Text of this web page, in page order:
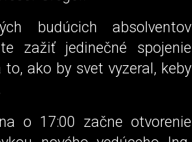
budúcich absolventov
zažiť jedinečné spojenie
ako by svet vyzeral, keby
o 17:00 začne otvorenie